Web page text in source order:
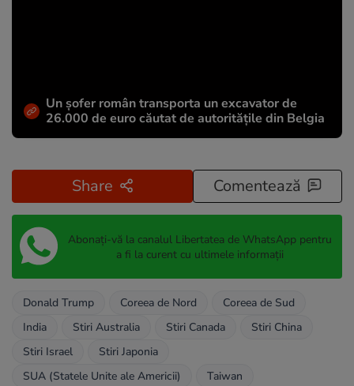
Un șofer român transporta un excavator de
26.000 de euro căutat de autoritățile din Belgia
Share Comentează
Abonați-vă la canalul Libertatea de WhatsApp pentru
a fi la curent cu ultimele informații
Donald Trump Coreea de Nord
Coreea de Sud
India
Stiri Australia Stiri Canada
Stiri China
Stiri Israel
Stiri Japonia
SUA (Statele Unite ale Americii)
Taiwan